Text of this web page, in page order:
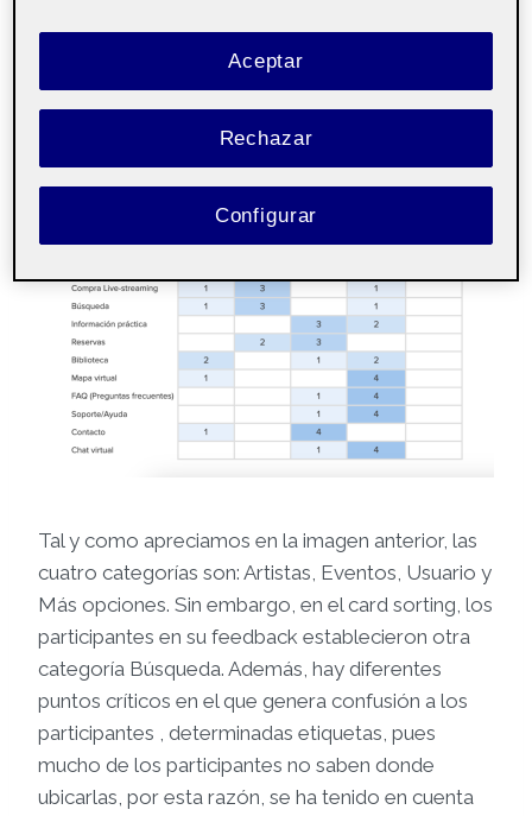
Tal y como apreciamos en la imagen anterior, las
cuatro categorías son: Artistas, Eventos, Usuario y
Más opciones. Sin embargo, en el card sorting, los
participantes en su feedback establecieron otra
categoría Búsqueda. Además, hay diferentes
puntos críticos en el que genera confusión a los
participantes , determinadas etiquetas, pues
mucho de los participantes no saben donde
ubicarlas, por esta razón, se ha tenido en cuenta
Rechazar
Aceptar
Configurar